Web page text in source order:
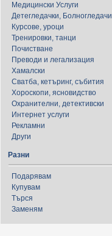
Медицински Услуги
Детегледачки, Болногледачи
Курсове, уроци
Тренировки, танци
Почистване
Преводи и легализация
Хамалски
Сватба, кетъринг, събития
Хороскопи, ясновидство
Охранителни, детективски
Интернет услуги
Рекламни
Други
Разни
Подарявам
Купувам
Търся
Заменям